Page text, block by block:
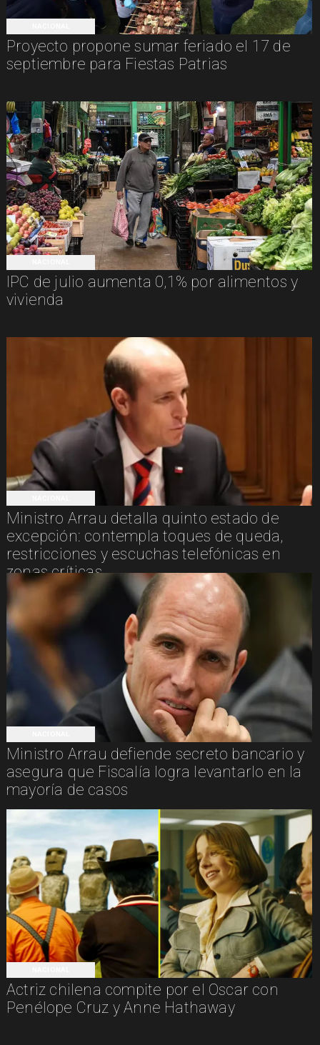
Proyecto propone sumar feriado el 17 de
septiembre para Fiestas Patrias
IPC de julio aumenta 0,1% por alimentos y
vivienda
Ministro Arrau detalla quinto estado de
excepción: contempla toques de queda,
restricciones y escuchas telefónicas en
zonas críticas
Ministro Arrau defiende secreto bancario y
asegura que Fiscalía logra levantarlo en la
mayoría de casos
Actriz chilena compite por el Oscar con
Penélope Cruz y Anne Hathaway